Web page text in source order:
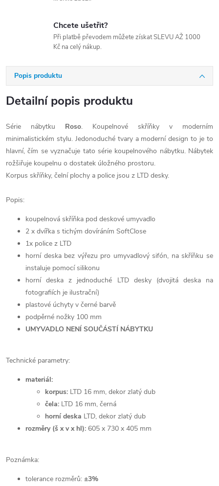
Chcete ušetřit?
Při platbě převodem můžete získat SLEVU AŽ 1000
Kč na celý nákup.
Popis produktu
Detailní popis produktu
Série nábytku Roso. Koupelnové skříňky v moderním
minimalistickém stylu. Jedonoduché tvary a moderní design to je to
hlavní, čím se vyznačuje tato série koupelnového nábytku. Nábytek
rožšiřuje koupelnu o dostatek úložného prostoru.
Korpus skříňky, čelní plochy a police jsou z LTD desky.
Popis:
koupelnová skříňka pod deskové umyvadlo
2 x dvířka s tichým dovíráním SoftClose
1x police z LTD
horní deska bez výřezu pro umyvadlový sifón, na skříňku se
instaluje pomocí silikonu
horní deska z jednoduché LTD desky (dvojitá deska na
fotografiích je ilustrační)
plastové úchyty v černé barvě
podpěrné nožky 100 mm
UMYVADLO NENÍ SOUČÁSTÍ NÁBYTKU
Technické parametry:
materiál:
korpus: LTD 16 mm, dekor zlatý dub
čela: LTD 16 mm, černá
horní deska LTD, dekor zlatý dub
rozměry (š x v x hl): 605 x 730 x 405 mm
Poznámka:
tolerance rozměrů: ±3%